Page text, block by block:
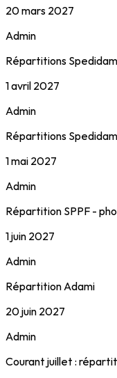
20 mars 2027
Admin
Répartitions
1 avril 2027
Admin
Répartitions
1 mai 2027
Admin
Répartition SPPF -
1 juin 2027
Admin
Répartition Adami
20 juin 2027
Admin
Courant juillet :